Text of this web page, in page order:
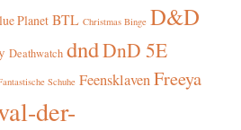
Planet BTL Christmas Binge D&D
Deathwatch dndDnD 5E
Schuhe FeensklavenFreeya
der-